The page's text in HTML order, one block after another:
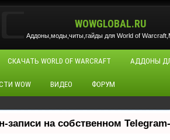
WOWGLOBAL.RU
Аддоны,моды,читы,гайды для World of
СКАЧАТЬ WORLD OF WARCRAFT АДДОНЫ
WOW ВИДЕО ФОРУМ
записи на собственном